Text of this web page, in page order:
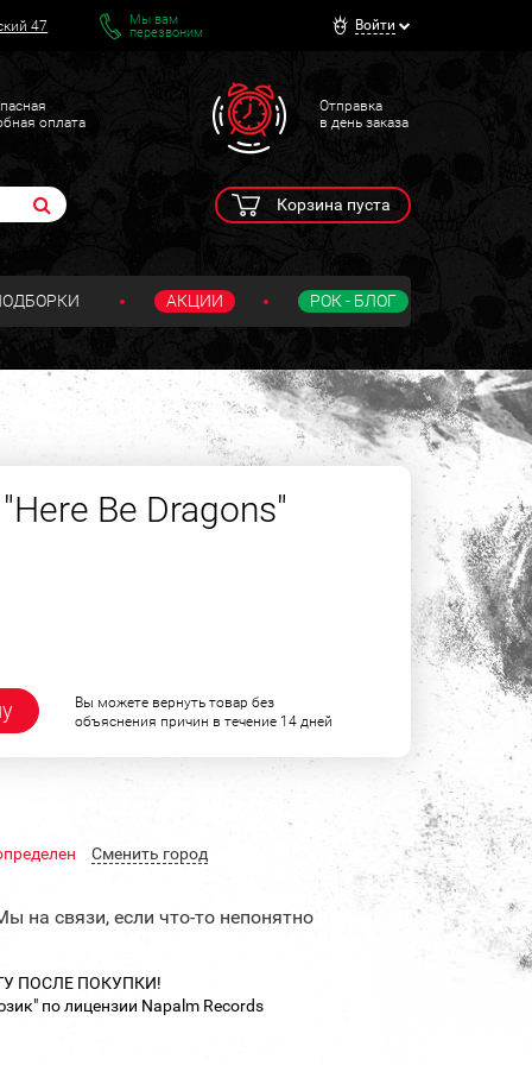
47
Мы вам
перезвоним
Войти
оплата
Отправка
в день заказа
Корзина пуста
АКЦИИ РОК - БЛОГ
Be Dragons"
Вы можете вернуть товар без
объяснения причин в течение 14 дней
Cменить город
на связи, если что-то непонятно
ПОСЛЕ ПОКУПКИ!
по лицензии Napalm Records